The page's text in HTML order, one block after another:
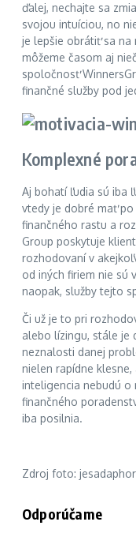
ďalej, nechajte sa
svojou intuíciou, no
je lepšie obrátiť sa na
môžeme časom aj
spoločnosť
finančné služby pod
Komplexné
Aj bohatí ľudia sú iba
vtedy je dobré mať
finančného rastu a
Group poskytuje
rozhodovaní v
od iných firiem nie sú
naopak, služby tejto
Či už je to pri
alebo lízingu, stále je
neznalosti danej
nielen rapídne
inteligencia nebudú o
finančného
iba posilnia.
Zdroj foto:
Odporúčame